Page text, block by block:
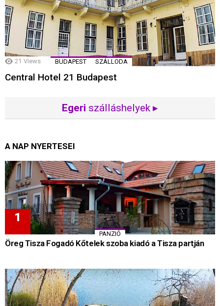
21 Views BUDAPEST SZÁLLODA
Central Hotel 21 Budapest
Egeri szálláshelyek ▸
A NAP NYERTESEI
PANZIÓ
Öreg Tisza Fogadó Kőtelek szoba kiadó a Tisza partján